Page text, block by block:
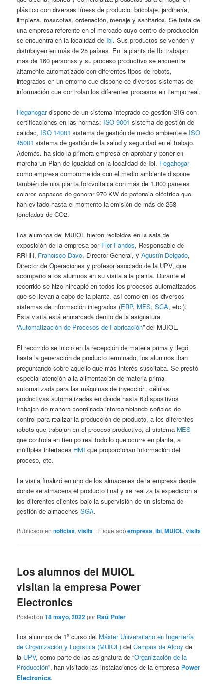
plástico con diversas líneas de producto: bricolaje, jardinería,
limpieza, mascotas, ordenación, menaje y sanitarios. Se trata de
una empresa referente en el mercado cuyo centro de producción
se encuentra en la localidad de Ibi. Sus productos se venden y
distribuyen en más de 25 países. En la planta de Ibi trabajan
más de 160 personas y su proceso productivo se encuentra
altamente automatizado con diferentes tipos de robots,
integrados en un entorno que dispone de diversos sistemas de
información que controlan los diferentes procesos en tiempo real.
Hegahogardispone de un sistema integrado de gestión SIG con
certificaciones en las normas: ISO 9001 sistema de gestión de
calidad, ISO 14001 sistema de gestión de medio ambiente e ISO
45001 sistema de gestión de la salud y seguridad en el trabajo.
Además, ha sido la primera empresa en aprobar y poner en
marcha un Plan de Igualdad en la localidad de Ibi. Hegahogar
como empresa comprometida con el medio ambiente dispone
también de una planta fotovoltaica con más de 1.800 paneles
solares capaces de generar 970 KW de potencia eléctrica que
han evitado hasta el momento la emisión de más de 258
toneladas de CO2.
Los alumnos del MUIOL fueron recibidos en la sala de
exposición de la empresa por Flor Fandos, Responsable de
RRHH, Francisco Davo, Director General, yAgustín Delgado,
Director de Operaciones y profesor asociado de la UPV, que
acompañó a los alumnos en su visita a la planta. Durante el
recorrido se hizo hincapié en todos los procesos automatizados
que se llevan a cabo de la planta, así como en los diversos
sistemas de información integrados (ERP, MES,SGA, etc.).
Esta visita está enmarcada dentro de la asignatura
“Automatización de Procesos de Fabricación” del MUIOL.
El recorrido se inició en la recepción de materia prima y llegó
hasta la generación de producto terminado, los alumnos iban
preguntando sobre aquello que más interés suscitaba. Se prestó
especial atención a la alimentación de materia prima
automatizada para las máquinas de inyección, células
productivas automatizadas en donde hasta 6 dispositivos
trabajan de manera coordinada intercambiando señales de
control para realizar la producción de producto, a los diferentes
robots que trabajan en el proceso productivo, al sistema MES
que controla en tiempo real todo lo que ocurre en planta, a
múltiples interfaces HMI que proporcionan información del
proceso, etc.
La visita finalizó en uno de los almacenes de la empresa desde
donde se almacena el producto final y se realiza la expedición a
los diferentes clientes bajo la supervisión de un sistema de
gestión de almacenesSGA.
Publicado en noticias,visita | Etiquetado empresa,ibi,MUIOL,visita
Los alumnos del MUIOL
visitan la empresa Power
Electronics
Posted on18 mayo, 2022por Raúl Poler
Los alumnos de 1º curso del Máster Universitario en Ingeniería
de Organización y Logística (MUIOL) delCampus de Alcoy de
la UPV, como parte de las asignatura de “Organización de la
Producción”, han visitado las instalaciones de la empresa Power
Electronics.